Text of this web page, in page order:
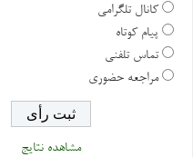
کانال تلگرامی
پیام کوتاه
تماس تلفنی
مراجعه حضوری
مشاهده نتایج